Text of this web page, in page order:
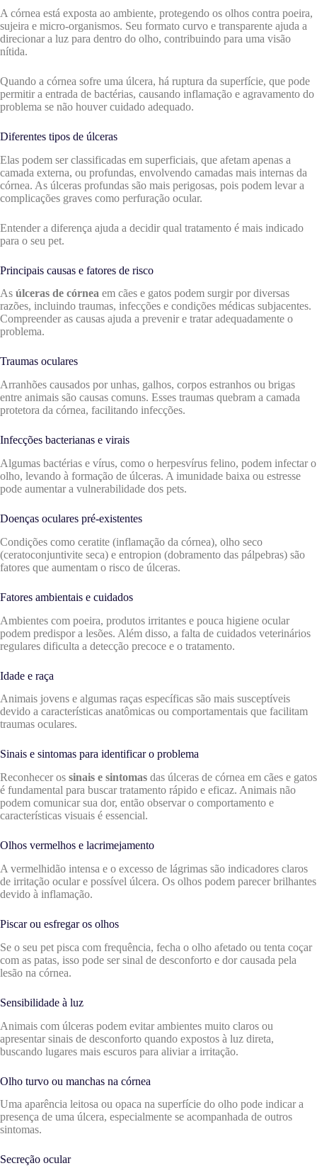
A córnea está exposta ao ambiente, protegendo os olhos contra poeira,
sujeira e micro-organismos. Seu formato curvo e transparente ajuda a
direcionar a luz para dentro do olho, contribuindo para uma visão
nítida.
Quando a córnea sofre uma úlcera, há ruptura da superfície, que pode
permitir a entrada de bactérias, causando inflamação e agravamento do
problema se não houver cuidado adequado.
Diferentes tipos de úlceras
Elas podem ser classificadas em superficiais, que afetam apenas a
camada externa, ou profundas, envolvendo camadas mais internas da
córnea. As úlceras profundas são mais perigosas, pois podem levar a
complicações graves como perfuração ocular.
Entender a diferença ajuda a decidir qual tratamento é mais indicado
para o seu pet.
Principais causas e fatores de risco
As úlceras de córnea em cães e gatos podem surgir por diversas
razões, incluindo traumas, infecções e condições médicas subjacentes.
Compreender as causas ajuda a prevenir e tratar adequadamente o
problema.
Traumas oculares
Arranhões causados por unhas, galhos, corpos estranhos ou brigas
entre animais são causas comuns. Esses traumas quebram a camada
protetora da córnea, facilitando infecções.
Infecções bacterianas e virais
Algumas bactérias e vírus, como o herpesvírus felino, podem infectar o
olho, levando à formação de úlceras. A imunidade baixa ou estresse
pode aumentar a vulnerabilidade dos pets.
Doenças oculares pré-existentes
Condições como ceratite (inflamação da córnea), olho seco
(ceratoconjuntivite seca) e entropion (dobramento das pálpebras) são
fatores que aumentam o risco de úlceras.
Fatores ambientais e cuidados
Ambientes com poeira, produtos irritantes e pouca higiene ocular
podem predispor a lesões. Além disso, a falta de cuidados veterinários
regulares dificulta a detecção precoce e o tratamento.
Idade e raça
Animais jovens e algumas raças específicas são mais susceptíveis
devido a características anatômicas ou comportamentais que facilitam
traumas oculares.
Sinais e sintomas para identificar o problema
Reconhecer os sinais e sintomas das úlceras de córnea em cães e gatos
é fundamental para buscar tratamento rápido e eficaz. Animais não
podem comunicar sua dor, então observar o comportamento e
características visuais é essencial.
Olhos vermelhos e lacrimejamento
A vermelhidão intensa e o excesso de lágrimas são indicadores claros
de irritação ocular e possível úlcera. Os olhos podem parecer brilhantes
devido à inflamação.
Piscar ou esfregar os olhos
Se o seu pet pisca com frequência, fecha o olho afetado ou tenta coçar
com as patas, isso pode ser sinal de desconforto e dor causada pela
lesão na córnea.
Sensibilidade à luz
Animais com úlceras podem evitar ambientes muito claros ou
apresentar sinais de desconforto quando expostos à luz direta,
buscando lugares mais escuros para aliviar a irritação.
Olho turvo ou manchas na córnea
Uma aparência leitosa ou opaca na superfície do olho pode indicar a
presença de uma úlcera, especialmente se acompanhada de outros
sintomas.
Secreção ocular